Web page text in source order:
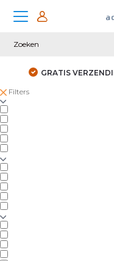
GRATIS
Filters